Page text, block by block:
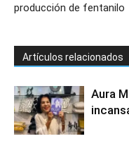
producción de fentanilo
Artículos relacionados
Aura